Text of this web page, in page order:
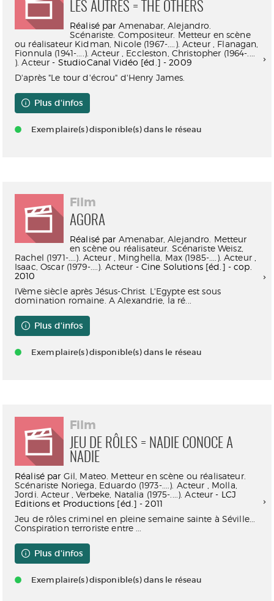
LES AUTRES = THE OTHERS
Réalisé par Amenabar, Alejandro.
Scénariste. Compositeur. Metteur en scène
ou réalisateur Kidman, Nicole (1967-....). Acteur, Flanagan,
Fionnula (1941-....). Acteur, Eccleston, Christopher (1964-....
). Acteur - StudioCanal Vidéo [éd.] - 2009
D'après "Le tour d'écrou" d'Henry James.
Plus d'infos
Exemplaire(s) disponible(s) dans le réseau
Film
AGORA
Réalisé par Amenabar, Alejandro. Metteur
en scène ou réalisateur. Scénariste Weisz,
Rachel (1971-....). Acteur, Minghella, Max (1985-....). Acteur,
Isaac, Oscar (1979-....). Acteur - Cine Solutions [éd.] - cop.
2010
IVème siècle après Jésus-Christ. L'Egypte est sous
domination romaine. A Alexandrie, la ré...
Plus d'infos
Exemplaire(s) disponible(s) dans le réseau
Film
JEU DE RÔLES = NADIE CONOCE A
NADIE
Réalisé par Gil, Mateo. Metteur en scène ou réalisateur.
Scénariste Noriega, Eduardo (1973-....). Acteur
Molla,
Jordi. Acteur,Verbeke, Natalia (1975-....). Acteur - LCJ
Editions et Productions [éd.] - 2011
Jeu de rôles criminel en pleine semaine sainte à Séville...
Conspiration terroriste entre ...
Plus d'infos
Exemplaire(s) disponible(s) dans le réseau